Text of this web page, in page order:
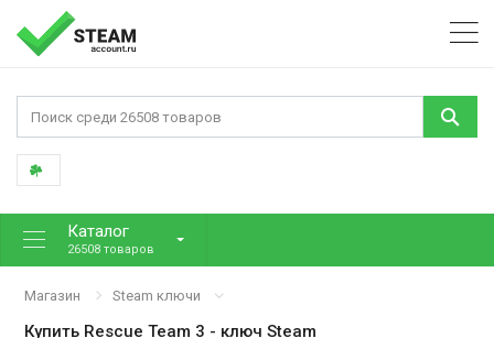
Каталог
26508 товаров
Магазин Steam ключи
Купить Rescue Team 3 - ключ Steam